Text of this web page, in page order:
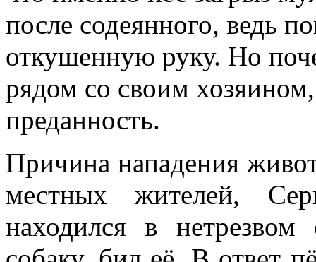
после содеянного, ведь
откушенную руку. Но
рядом со своим
преданность.
Причина нападения
местных жителей,
находился в